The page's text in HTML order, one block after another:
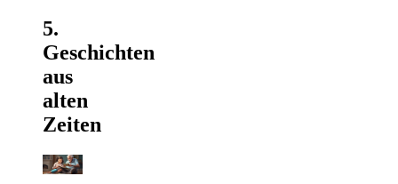
5.
Geschichten
aus
alten
Zeiten